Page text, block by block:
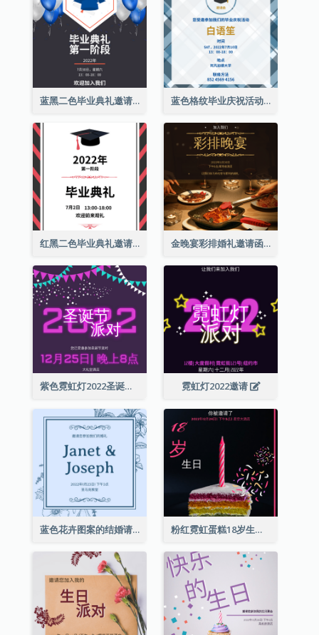
蓝黑二色毕业典礼邀请函 蓝色格纹毕业庆祝活动邀请函
红黑二色毕业典礼邀请函 金晚宴彩排婚礼邀请函
紫色霓虹灯2022圣诞晚会邀请函 霓虹灯2022邀请
蓝色花卉图案的结婚请柬 粉红霓虹蛋糕18岁生日请柬